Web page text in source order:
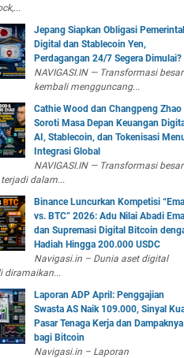
Jepang Siapkan Obligasi
Digital dan Stablecoin Yen,
Perdagangan 24/7 Segera Dimulai?
NAVIGASI.IN — Transformasi besar
kembali mengguncang...
Cathie Wood dan Changpeng Zhao
Soroti Masa Depan Keuangan
AI, Stablecoin, dan Tokenisasi
Integrasi Global
NAVIGASI.IN — Transformasi besar
dalam...
Binance Luncurkan Kompetisi
vs. BTC” 2026: Adu Nilai Abadi
dan Supremasi Digital Bitcoin
Hadiah Hingga 200.000 USDC
Navigasi.in – Dunia aset digital
diramaikan...
Laporan ADP April: Penggajian
Swasta AS Naik 109.000, Sinyal
Pasar Tenaga Kerja dan Dampaknya
bagi Bitcoin
Navigasi.in – Laporan